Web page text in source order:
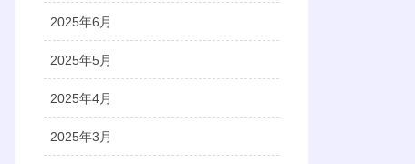
2025年6月
2025年5月
2025年4月
2025年3月